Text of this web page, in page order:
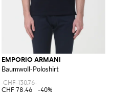
EMPORIO ARMANI
Baumwoll-Poloshirt
CHF 130.76
CHF 78.46
-40%